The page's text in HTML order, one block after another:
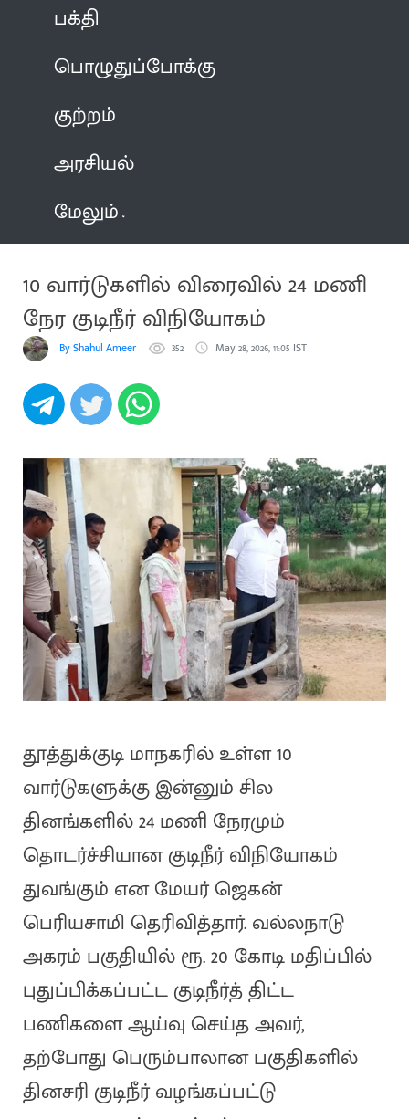
பக்தி
பொழுதுப்போக்கு
குற்றம்
அரசியல்
மேலும்
10 வார்டுகளில் விரைவில் 24 மணி
நேர குடிநீர் விநியோகம்
By Shahul Ameer 352 May 28, 2026, 11:05 IST
தூத்துக்குடி மாநகரில் உள்ள 10
வார்டுகளுக்கு இன்னும் சில
தினங்களில் 24 மணி நேரமும்
தொடர்ச்சியான குடிநீர் விநியோகம்
துவங்கும் என மேயர் ஜெகன்
பெரியசாமி தெரிவித்தார். வல்லநாடு
அகரம் பகுதியில் ரூ. 20 கோடி மதிப்பில்
புதுப்பிக்கப்பட்ட குடிநீர்த் திட்ட
பணிகளை ஆய்வு செய்த அவர்,
தற்போது பெரும்பாலான பகுதிகளில்
தினசரி குடிநீர் வழங்கப்பட்டு